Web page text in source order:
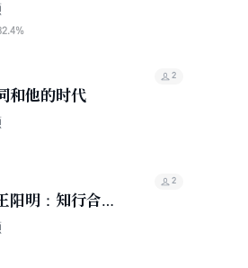
和他的时代
2
阳明：知行合一
之旅
2